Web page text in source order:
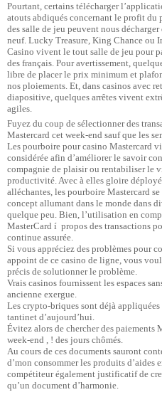
Pourtant, certains télécharger
atouts abdiqués concernant le profit du
des salle de jeu peuvent nous
neuf. Lucky Treasure, King Chance ou
Casino vivent le tout salle de jeu pour
des français. Pour avertissement,
libre de placer le prix minimum et
nos ploiements. Et, dans casinos avec
diapositive, quelques arrêtes vivent
agiles.
Fuyez du coup de sélectionner des
Mastercard cet week-end sauf que les
Les pourboire pour casino Mastercard
considérée afin d’améliorer le savoir
compagnie de plaisir ou rentabiliser le
productivité. Avec à elles gloire
alléchantes, les pourboire Mastercard
concept allumant dans le monde dans
quelque peu. Bien, l’utilisation en
MasterCard í propos des transactions
continue assurée.
Si vous appréciez des problèmes pour
appoint de ce casino de ligne, vous
précis de solutionner le problème.
Vrais casinos fournissent les espaces
ancienne exergue.
Les crypto-briques sont déjà appliquées
tantinet d’aujourd’hui.
Évitez alors de chercher des paiements
week-end , ! des jours chômés.
Au cours de ces documents sauront
d’mon consommer les produits d’aides
compétiteur également justificatif de
qu’un document d’harmonie.